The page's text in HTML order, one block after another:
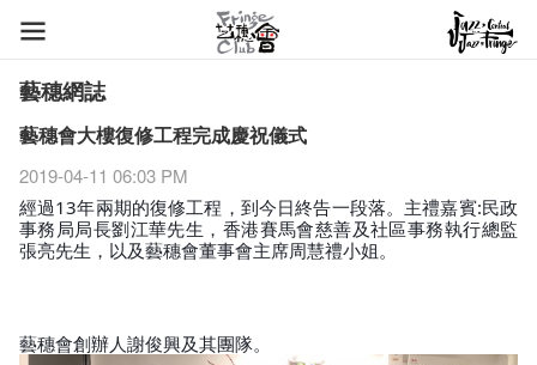
藝穗網誌
藝穗會大樓復修工程完成慶祝儀式
2019-04-11 06:03 PM
經過13年兩期的復修工程，到今日終告一段落。主禮嘉賓:民政
事務局局長劉江華先生，香港賽馬會慈善及社區事務執行總監
張亮先生，以及藝穗會董事會主席周慧禮小姐。
藝穗會創辦人謝俊興及其團隊。